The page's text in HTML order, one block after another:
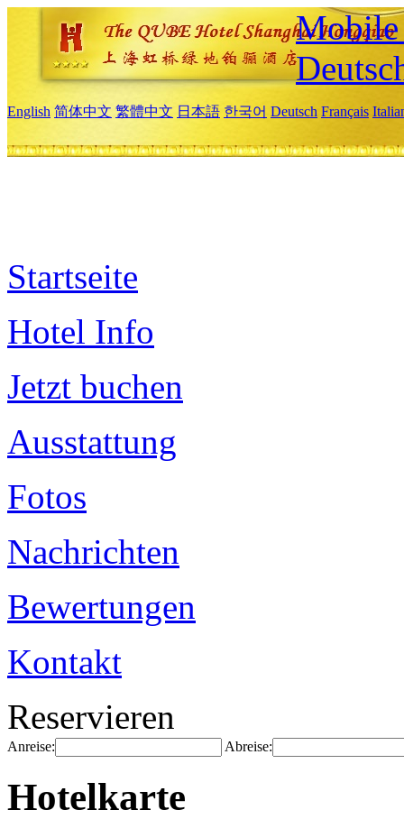
Mobile
English 简体中文 繁體中文 日本語 한국어 Deutsch Français
Startseite
Hotel Info
Jetzt buchen
Ausstattung
Fotos
Nachrichten
Bewertungen
Kontakt
Reservieren
Anreise: Abreise:
Hotelkarte